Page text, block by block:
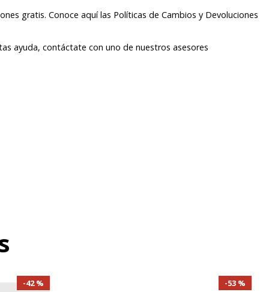
gratis. Conoce aquí las Políticas de Cambios y Devoluciones
ayuda, contáctate con uno de nuestros asesores
42 % 53 %